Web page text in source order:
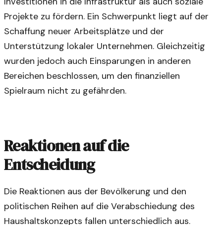
Projekte zu fördern. Ein Schwerpunkt liegt auf der
Schaffung neuer Arbeitsplätze und der
Unterstützung lokaler Unternehmen. Gleichzeitig
wurden jedoch auch Einsparungen in anderen
Bereichen beschlossen, um den finanziellen
Spielraum nicht zu gefährden.
Reaktionen auf die
Entscheidung
Die Reaktionen aus der Bevölkerung und den
politischen Reihen auf die Verabschiedung des
Haushaltskonzepts fallen unterschiedlich aus.